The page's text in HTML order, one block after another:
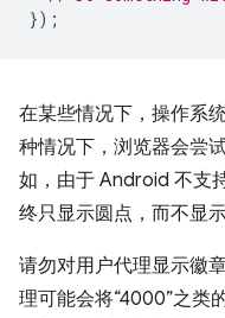
});
在某些情况下，操作系
种情况下，浏览器会尝
如，由于 Android 不支
终只显示圆点，而不显示
请勿对用户代理显示徽
理可能会将“4000”之类